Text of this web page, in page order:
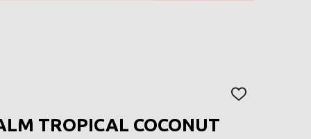
AGGIUNGI
TROPICAL COCONUT